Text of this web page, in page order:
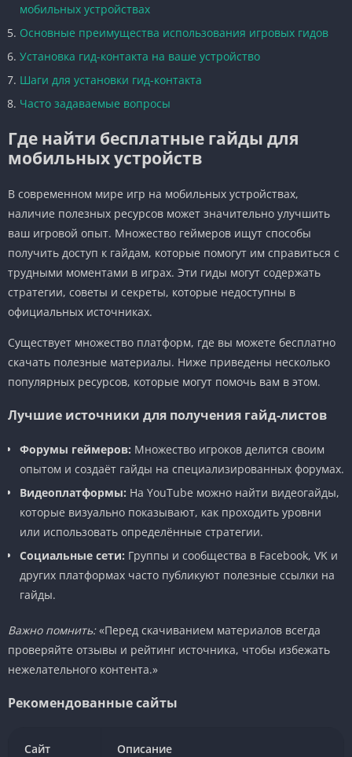
мобильных устройствах
Основные преимущества использования игровых гидов
Установка гид-контакта на ваше устройство
Шаги для установки гид-контакта
Часто задаваемые вопросы
Где найти бесплатные гайды для
мобильных устройств
В современном мире игр на мобильных устройствах,
наличие полезных ресурсов может значительно улучшить
ваш игровой опыт. Множество геймеров ищут способы
получить доступ к гайдам, которые помогут им справиться с
трудными моментами в играх. Эти гиды могут содержать
стратегии, советы и секреты, которые недоступны в
официальных источниках.
Существует множество платформ, где вы можете бесплатно
скачать полезные материалы. Ниже приведены несколько
популярных ресурсов, которые могут помочь вам в этом.
Лучшие источники для получения гайд-листов
Форумы геймеров: Множество игроков делится своим
опытом и создаёт гайды на специализированных форумах.
Видеоплатформы: На YouTube можно найти видеогайды,
которые визуально показывают, как проходить уровни
или использовать определённые стратегии.
Социальные сети: Группы и сообщества в Facebook, VK и
других платформах часто публикуют полезные ссылки на
гайды.
Важно помнить:«Перед скачиванием материалов всегда
проверяйте отзывы и рейтинг источника, чтобы избежать
нежелательного контента.»
Рекомендованные сайты
Сайт Описание